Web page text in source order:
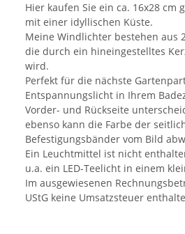
Hier kaufen Sie ein ca. 16x28 cm
mit einer idyllischen Küste.
Meine Windlichter bestehen aus
die durch ein hineingestelltes
wird.
Perfekt für die nächste
Entspannungslicht in Ihrem
Vorder- und Rückseite
ebenso kann die Farbe der
Befestigungsbänder vom Bild
Ein Leuchtmittel ist nicht
u.a. ein LED-Teelicht in einem
Im ausgewiesenen
UStG keine Umsatzsteuer